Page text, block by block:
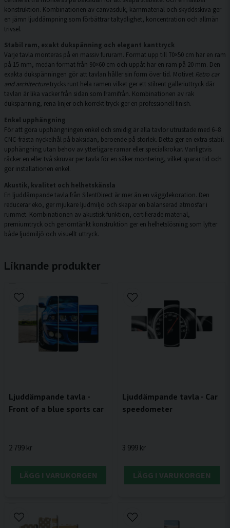
konstruktion. Kombinationen av canvasduk, kärnmaterial och skyddsskiva ger
en jämn ljuddämpning som förbättrar taltydlighet, koncentration och allmän
trivsel.
Stabil ram, exakt dukspänning och elegant kanttryck
Varje tavla monteras på en massiv fururam. Format upp till 70×50 cm har en ram
på 15 mm, medan format från 90×60 cm och uppåt har en ram på 20 mm. Den
exakta dukspänningen gör att tavlan håller sin form över tid. Motivet Retro car
and architecturetrycks runt hela ramen vilket ger ett stilrent galleriuttryck där
tavlan är lika vacker från sidan som framifrån. Kombinationen av rak
dukspänning, rena linjer och korrekt tryck ger en professionell finish.
Enkel upphängning
För att göra upphängningen enkel och smidig är alla tavlor utrustade med 6–8
CNC-frästa nyckelhål på baksidan, beroende på storlek. Detta ger en extra stabil
upphängning utan behov av ytterligare ramar eller specialkrokar. Vanligtvis
räcker en eller två skruvar per tavla för en säker montering, vilket sparar tid och
gör installationen enkel.
Akustik, kvalitet och helhetskänsla
En ljuddämpande tavla från SilentDirect är mer än en väggdekoration. Den
reducerar eko, ger mjukare ljudmiljö och skapar en balanserad atmosfär i
rummet. Kombinationen av akustisk funktion, certifierade material,
premiumtryck och genomtänkt konstruktion ger en helhetslösning som lyfter
både ljudmiljö och visuellt uttryck.
Liknande produkter
Ljuddämpande tavla -
Front of a blue sports car
2 799 kr
LÄGG I VARUKORGEN
Ljuddämpande tavla - Car
speedometer
3 999 kr
LÄGG I VARUKORGEN